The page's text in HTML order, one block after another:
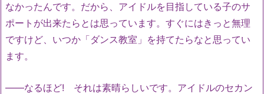
なかったんです。だから、アイドルを目指している子のサ
ポートが出来たらとは思っています。すぐにはきっと無理
ですけど、いつか「ダンス教室」を持てたらなと思ってい
ます。
――なるほど! それは素晴らしいです。アイドルのセカン